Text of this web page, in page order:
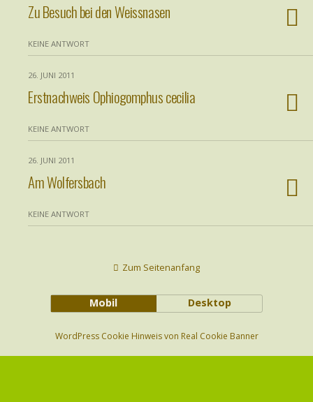
Zu Besuch bei den Weissnasen
KEINE ANTWORT
26. JUNI 2011
Erstnachweis Ophiogomphus cecilia
KEINE ANTWORT
26. JUNI 2011
Am Wolfersbach
KEINE ANTWORT
Zum Seitenanfang
Mobil Desktop
WordPress Cookie Hinweis von Real Cookie Banner